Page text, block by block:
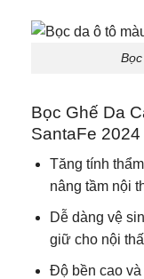
Bọc Ghế Da
SantaFe 2024
Tăng tính
nâng tầm nội
Dễ dàng vệ
giữ cho nội
Độ bền cao